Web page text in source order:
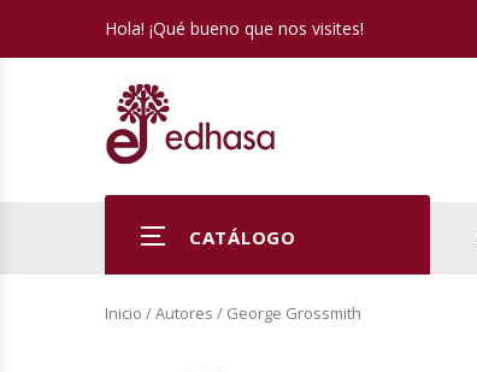
Hola! ¡Qué bueno que nos visites!
CATÁLOGO
Inicio / Autores / George Grossmith